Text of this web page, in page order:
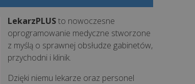
LekarzPLUSto nowoczesne
oprogramowanie medyczne stworzone
z myślą o sprawnej obsłudze gabinetów,
przychodni i klinik.
Dzięki niemu lekarze oraz personel